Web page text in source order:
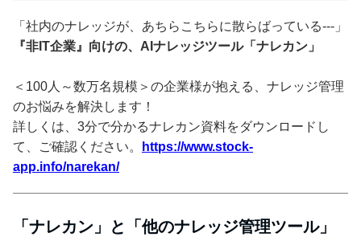
「社内のナレッジが、あちらこちらに散らばっている---」
『非IT企業』向けの、AIナレッジツール「ナレカン」
＜100人～数万名規模＞の企業様が抱える、ナレッジ管理
のお悩みを解決します！
詳しくは、3分で分かるナレカン資料をダウンロードし
て、ご確認ください。
https://www.stock-
app.info/narekan/
「ナレカン」と「他のナレッジ管理ツール」